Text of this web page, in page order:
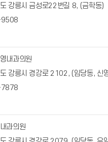
강릉시 금성로22번길 8, (금학동)
내과의원
강릉시 경강로 2102, (임당동, 신
과의원